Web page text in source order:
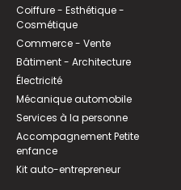
Coiffure - Esthétique -
Cosmétique
Commerce - Vente
Bâtiment - Architecture
Électricité
Mécanique automobile
Services à la personne
Accompagnement Petite
enfance
Kit auto-entrepreneur